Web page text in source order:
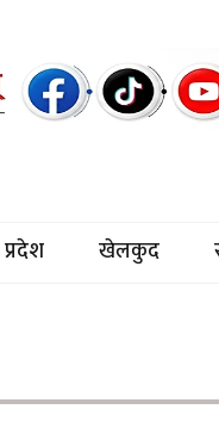
प्रदेश खेलकुद